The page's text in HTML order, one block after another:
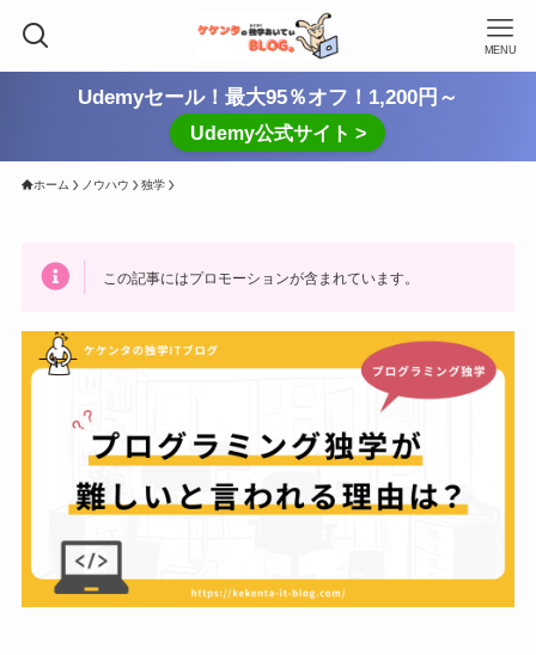
MENU
Udemyセール！最大95％オフ！1,200円～
Udemy公式サイト >
ホーム ノウハウ 独学
この記事にはプロモーションが含まれています。